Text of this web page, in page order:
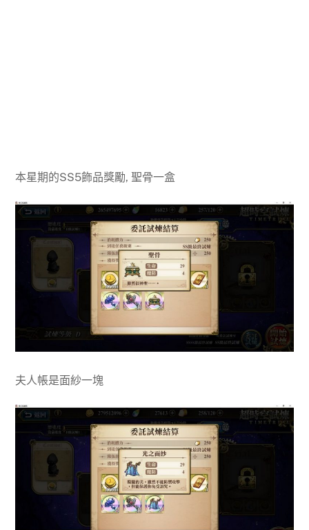
本星期的SS5飾品獎勵, 聖骨一盒
夫人帳是面紗一塊